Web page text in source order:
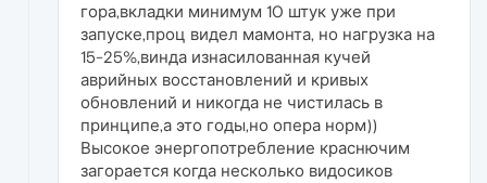
гора,вкладки минимум 10 штук уже при
запуске,проц видел мамонта, но нагрузка на
15-25%,винда изнасилованная кучей
аврийных восстановлений и кривых
обновлений и никогда не чистилась в
принципе,а это годы,но опера норм))
Высокое энергопотребление краснючим
загорается когда несколько видосиков